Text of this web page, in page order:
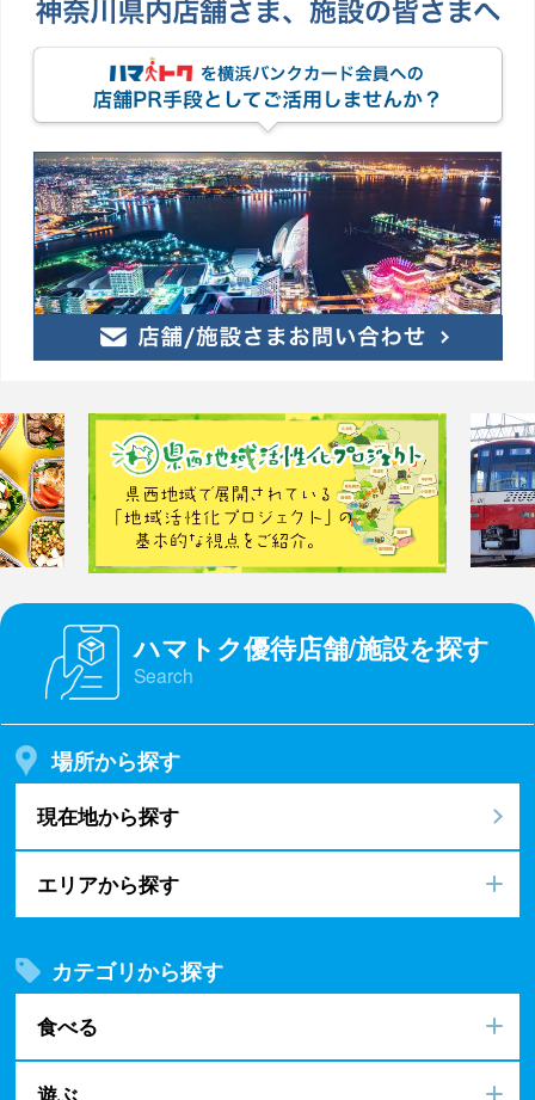
ハマトク優待店舗/施設を探す
Search
場所から探す
現在地から探す
エリアから探す
カテゴリから探す
食べる
遊ぶ